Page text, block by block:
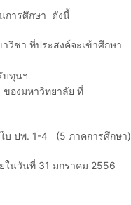
การศึกษา ดังนี้
วิชา ที่ประสงค์จะเข้าศึกษา
บทุนฯ
องมหาวิทยาลัย ที่
บ ปพ. 1-4 (5 ภาคการศึกษา)
ในวันที่ 31 มกราคม 2556